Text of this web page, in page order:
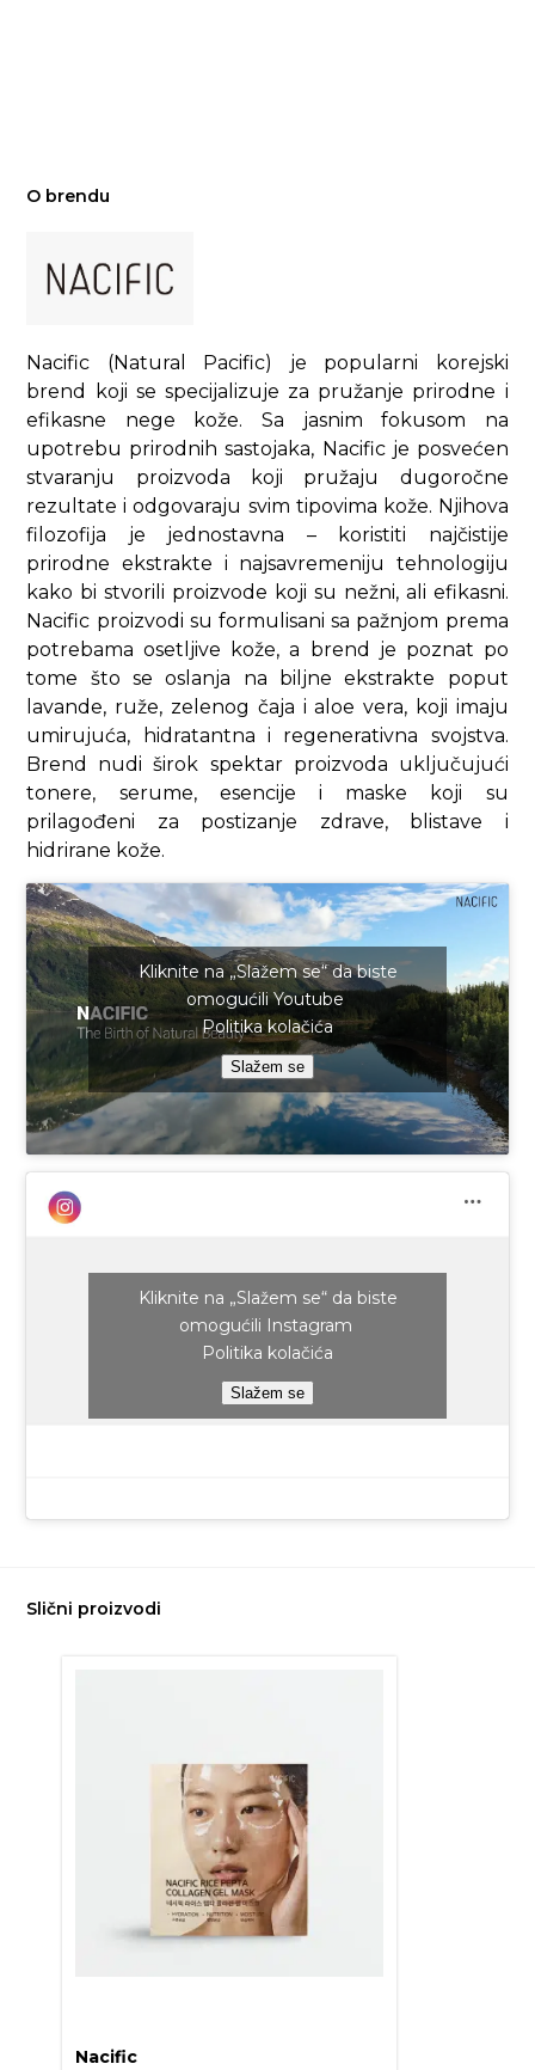
O brendu
Nacific (Natural Pacific) je popularni korejski
brend koji se specijalizuje za pružanje prirodne i
efikasne nege kože. Sa jasnim fokusom na
upotrebu prirodnih sastojaka, Nacific je posvećen
stvaranju proizvoda koji pružaju dugoročne
rezultate i odgovaraju svim tipovima kože. Njihova
filozofija je jednostavna – koristiti najčistije
prirodne ekstrakte i najsavremeniju tehnologiju
kako bi stvorili proizvode koji su nežni, ali efikasni.
Nacific proizvodi su formulisani sa pažnjom prema
potrebama osetljive kože, a brend je poznat po
tome što se oslanja na biljne ekstrakte poput
lavande, ruže, zelenog čaja i aloe vera, koji imaju
umirujuća, hidratantna i regenerativna svojstva.
Brend nudi širok spektar proizvoda uključujući
tonere, serume, esencije i maske koji su
prilagođeni za postizanje zdrave, blistave i
hidrirane kože.
Kliknite na „Slažem se“ da biste
omogućili Youtube
Politika kolačića
Slažem se
Kliknite na „Slažem se“ da biste
omogućili Instagram
Politika kolačića
Slažem se
Slični proizvodi
Nacific